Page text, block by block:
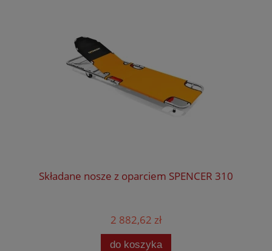
Składane nosze z oparciem SPENCER 310
2 882,62 zł
do koszyka